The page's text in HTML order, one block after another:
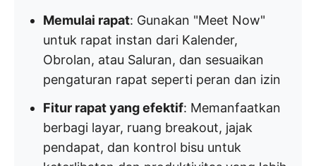
Memulai rapat: Gunakan "Meet Now"
untuk rapat instan dari Kalender,
Obrolan, atau Saluran, dan sesuaikan
pengaturan rapat seperti peran dan izin
Fitur rapat yang efektif: Memanfaatkan
berbagi layar, ruang breakout, jajak
pendapat, dan kontrol bisu untuk